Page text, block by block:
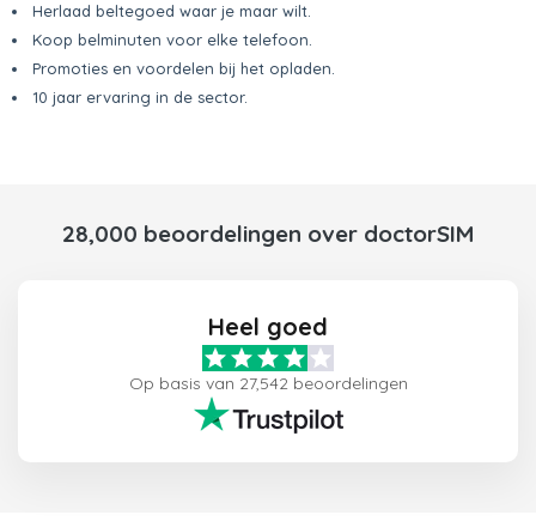
Herlaad beltegoed waar je maar wilt.
Koop belminuten voor elke telefoon.
Promoties en voordelen bij het opladen.
10 jaar ervaring in de sector.
28,000 beoordelingen over doctorSIM
Heel goed
Op basis van 27,542 beoordelingen